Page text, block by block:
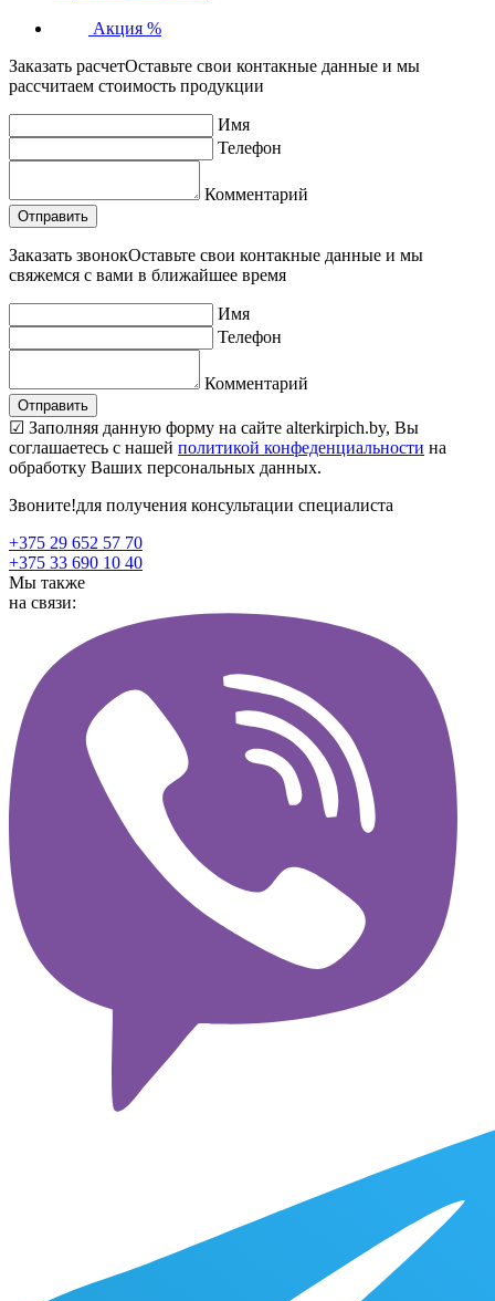
Акция %
Заказать расчетОставьте свои контакные данные и мы
рассчитаем стоимость продукции
Имя
Телефон
Комментарий
Заказать звонокОставьте свои контакные данные и мы
свяжемся с вами в ближайшее время
Имя
Телефон
Комментарий
☑ Заполняя данную форму на сайте alterkirpich.by, Вы
соглашаетесь с нашей политикой конфеденциальности на
обработку Ваших персональных данных.
Звоните!для получения консультации специалиста
+375 29 652 57 70
+375 33 690 10 40
Мы также
на связи: